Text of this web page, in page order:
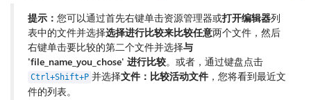
提示： 您可以通过首先右键单击资源管理器或打开编辑器列
表中的文件并选择选择进行比较来比较任意两个文件，然后
右键单击要比较的第二个文件并选择与
'file_name_you_chose' 进行比较。或者，通过键盘点击
Ctrl+Shift+P 并选择文件：比较活动文件 ，您将看到最近文
件的列表。